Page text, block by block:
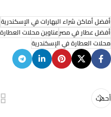
أفضل أماكن شراء البهارات في الإسكندرية
أفضل عطار في مصرعناوين محلات العطارة
محلات العطارة في الإسكندرية
أحدث